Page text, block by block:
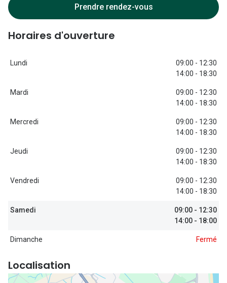
Coach
Unofficial
Armani
Polo
Toutes
Nos
Prendre rendez-vous
Horaires d'ouverture
Lundi
09:00 - 12:30
14:00 - 18:30
Mardi
09:00 - 12:30
14:00 - 18:30
Mercredi
09:00 - 12:30
14:00 - 18:30
Jeudi
09:00 - 12:30
14:00 - 18:30
Vendredi
09:00 - 12:30
14:00 - 18:30
Samedi
09:00 - 12:30
14:00 - 18:00
Dimanche Fermé
Localisation